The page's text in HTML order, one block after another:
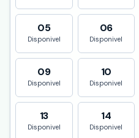
05
Disponivel
06
Disponivel
09
Disponivel
10
Disponivel
13
Disponivel
14
Disponivel